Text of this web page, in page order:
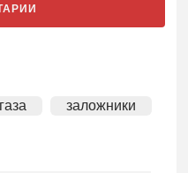
заложники